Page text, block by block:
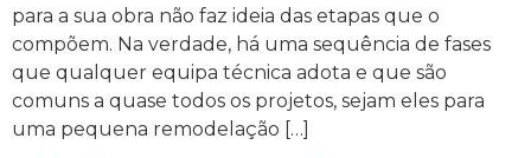
para a sua obra não faz ideia das etapas que o
compõem. Na verdade, há uma sequência de fases
que qualquer equipa técnica adota e que são
comuns a quase todos os projetos, sejam eles para
uma pequena remodelação […]